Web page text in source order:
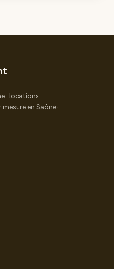
: locations
en Saône-